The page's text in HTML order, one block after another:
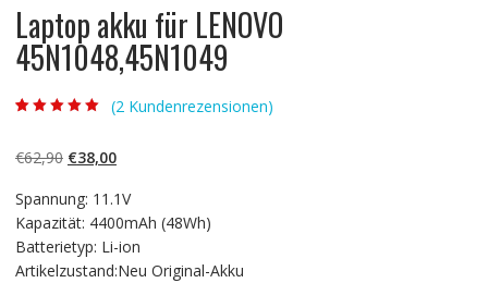
Laptop akku für LENOVO
45N1048,45N1049
basierend auf
Kundenbewertun
(2 Kundenrezensionen)
€62,90 Ursprünglicher
war:
€62,90
€38,00Aktueller
ist:
€38,00.
Spannung: 11.1V
Kapazität: 4400mAh (48Wh)
Batterietyp: Li-ion
Artikelzustand:Neu Original-Akku